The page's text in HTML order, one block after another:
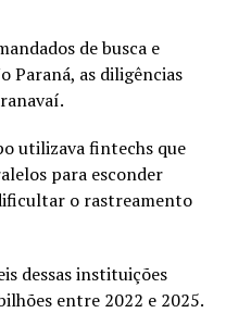
de busca e
Paraná, as diligências
utilizava fintechs que
para esconder
o rastreamento
dessas instituições
entre 2022 e 2025.